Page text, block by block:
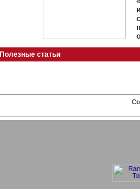
Полезные статьи